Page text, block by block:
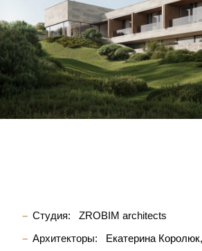
Студия:
ZROBIM architects
Архитекторы:
Екатерина Королюк